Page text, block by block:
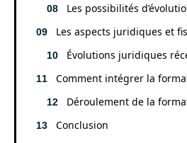
Les possibilités
Les aspects juridiques et
Évolutions juridiques
Comment intégrer la
Déroulement de la
Conclusion